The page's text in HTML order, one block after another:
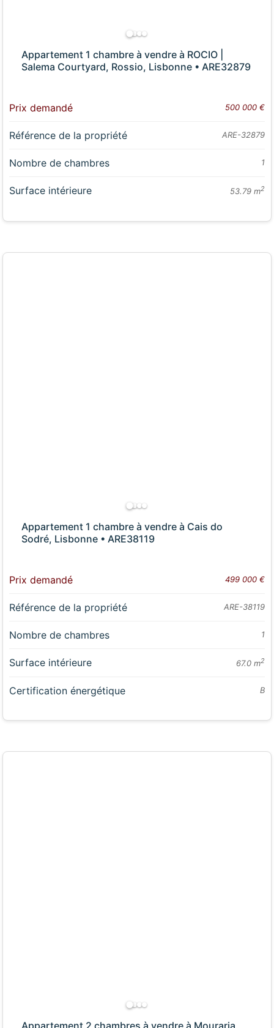
Appartement 1 chambre à vendre à ROCIO |
Salema Courtyard, Rossio, Lisbonne • ARE32879
Prix demandé 500 000 €
Référence de la propriété ARE-32879
Nombre de chambres 1
Surface intérieure 53.79 m2
Appartement 1 chambre à vendre à Cais do
Sodré, Lisbonne • ARE38119
Prix demandé 499 000 €
Référence de la propriété ARE-38119
Nombre de chambres 1
Surface intérieure 67.0 m2
Certification énergétique B
Appartement 2 chambres à vendre à Mouraria,